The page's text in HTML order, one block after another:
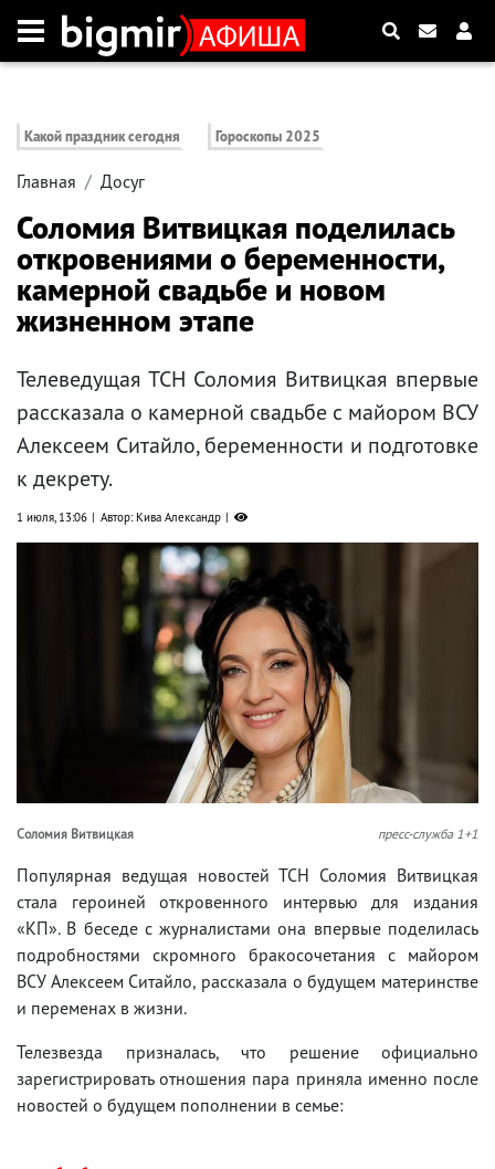
Какой праздник сегодня Гороскопы 2025
Главная Досуг
Соломия Витвицкая поделилась
откровениями о беременности,
камерной свадьбе и новом
жизненном этапе
Телеведущая ТСН Соломия Витвицкая впервые
рассказала о камерной свадьбе с майором ВСУ
Алексеем Ситайло, беременности и подготовке
к декрету.
1 июля, 13:06 Автор: Кива Александр
Соломия Витвицкая пресс-служба 1+1
Популярная ведущая новостей ТСН Соломия Витвицкая
стала героиней откровенного интервью для издания
«КП». В беседе с журналистами она впервые поделилась
подробностями скромного бракосочетания с майором
ВСУ Алексеем Ситайло, рассказала о будущем материнстве
и переменах в жизни.
Телезвезда призналась, что решение официально
зарегистрировать отношения пара приняла именно после
новостей о будущем пополнении в семье: